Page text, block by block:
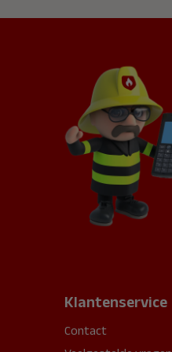
Klantenservice
Contact